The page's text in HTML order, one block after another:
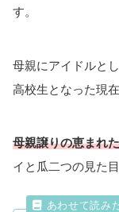
す。
母親にアイドルと
高校生となった現
母親譲りの恵まれ
イと瓜二つの見た